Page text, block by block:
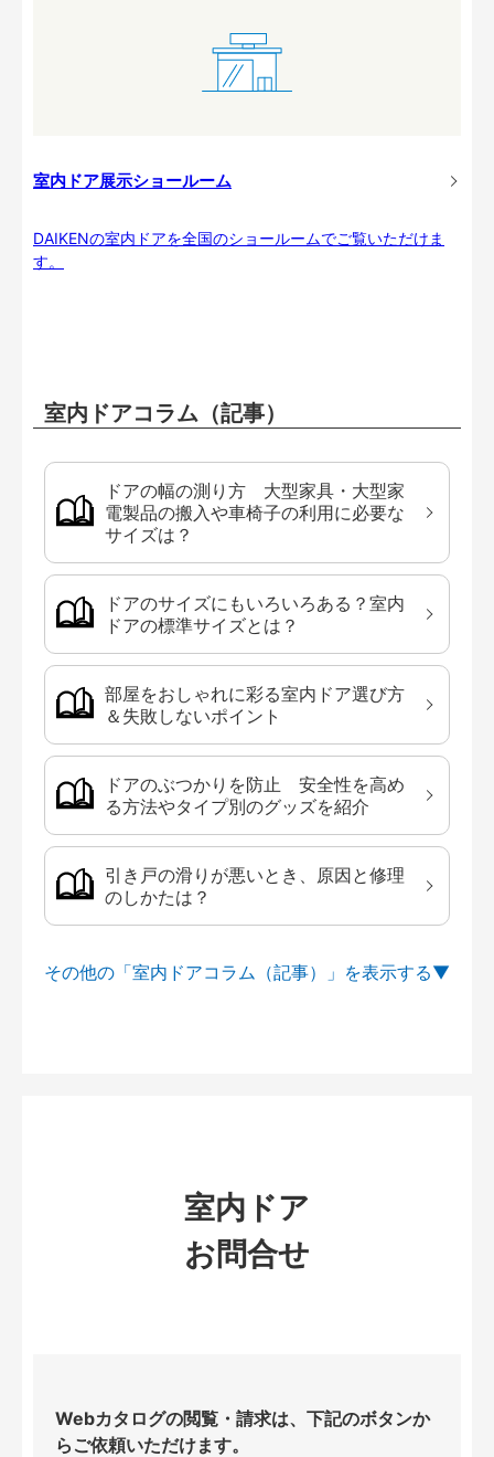
室内ドア展示ショールーム
DAIKENの室内ドアを全国のショールームでご覧いただけま
す。
室内ドアコラム（記事）
ドアの幅の測り方 大型家具・大型家
電製品の搬入や車椅子の利用に必要な
サイズは？
ドアのサイズにもいろいろある？室内
ドアの標準サイズとは？
部屋をおしゃれに彩る室内ドア選び方
＆失敗しないポイント
ドアのぶつかりを防止 安全性を高め
る方法やタイプ別のグッズを紹介
引き戸の滑りが悪いとき、原因と修理
のしかたは？
その他の「室内ドアコラム（記事）」を
室内ドア
お問合せ
Webカタログの閲覧・請求は、下記のボタンか
らご依頼いただけます。